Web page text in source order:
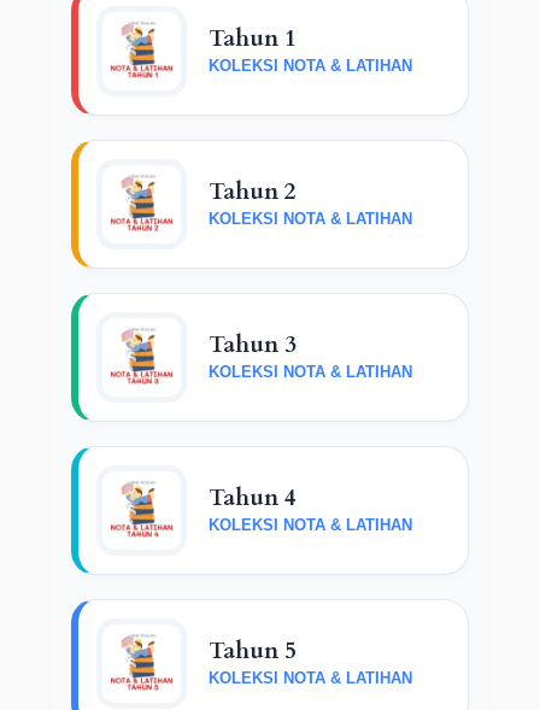
Tahun 1
KOLEKSI NOTA & LATIHAN
Tahun 2
KOLEKSI NOTA & LATIHAN
Tahun 3
KOLEKSI NOTA & LATIHAN
Tahun 4
KOLEKSI NOTA & LATIHAN
Tahun 5
KOLEKSI NOTA & LATIHAN